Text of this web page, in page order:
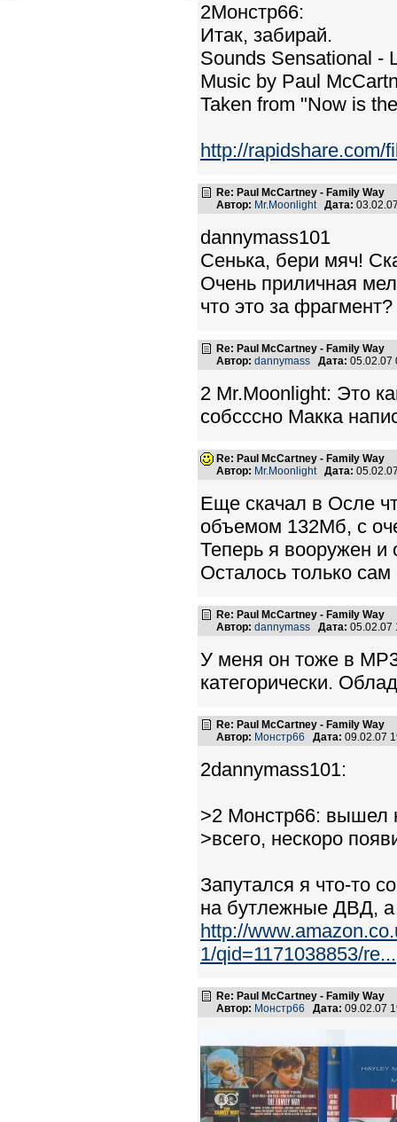
2Монстр66:
Итак, забирай.
Sounds Sensational -
Music by Paul
Taken from "Now is
http://rapidshare.com/
Re: Paul McCartney - Family Way
Автор: Mr.Moonlight Дата:
dannymass101
Сенька, бери мяч!
Очень приличная
что это за
Re: Paul McCartney - Family Way
Автор: dannymass Дата:
2 Mr.Moonlight: Это
собсссно Макка
Re: Paul McCartney - Family Way
Автор: Mr.Moonlight Дата:
Еще скачал в Осле
объемом 132Мб, с
Теперь я вооружен и
Осталось только
Re: Paul McCartney - Family Way
Автор: dannymass Дата:
У меня он тоже в
категорически.
Re: Paul McCartney - Family Way
Автор: Монстр66 Дата: 09.02.07
2dannymass101:
>2 Монстр66: вышел
>всего, нескоро
Запутался я что-то
на бутлежные ДВД, а
http://
1/qid=1171038853/re...
Re: Paul McCartney - Family Way
Автор: Монстр66 Дата: 09.02.07